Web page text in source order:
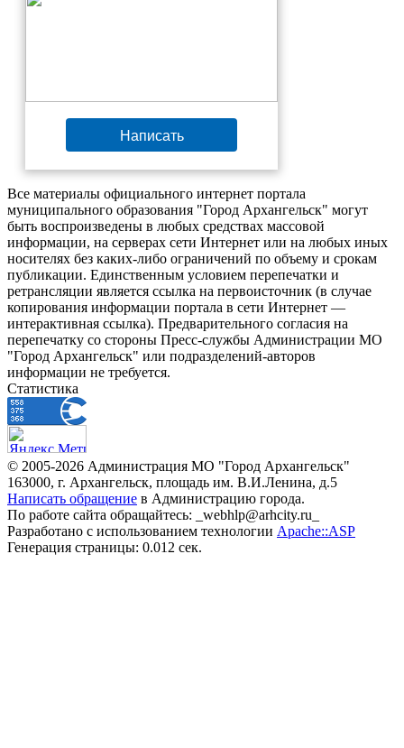
Написать
Все материалы официального интернет портала
муниципального образования "Город Архангельск" могут
быть воспроизведены в любых средствах массовой
информации, на серверах сети Интернет или на любых иных
носителях без каких-либо ограничений по объему и срокам
публикации. Единственным условием перепечатки и
ретрансляции является ссылка на первоисточник (в случае
копирования информации портала в сети Интернет —
интерактивная ссылка). Предварительного согласия на
перепечатку со стороны Пресс-службы Администрации МО
"Город Архангельск" или подразделений-авторов
информации не требуется.
Статистика
© 2005-2026 Администрация МО "Город Архангельск"
163000, г. Архангельск, площадь им. В.И.Ленина, д.5
Написать обращение в Администрацию города.
По работе сайта обращайтесь: _webhlp@arhcity.ru_
Разработано с использованием технологии Apache::ASP
Генерация страницы: 0.012 сек.